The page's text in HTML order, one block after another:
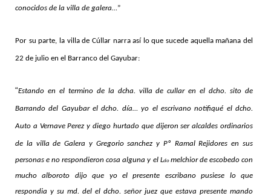
conocidos de la villa de galera…”
Por su parte, la villa de Cúllar narra así lo que sucede aquella mañana del
22 de julio en el Barranco del Gayubar:
“Estando en el termino de la dcha. villa de cullar en el dcho. sito de
Barrando del Gayubar el dcho. día… yo el escrivano notifiqué el dcho.
Auto a Vernave Perez y diego hurtado que dijeron ser alcaldes ordinarios
de la villa de Galera y Gregorio sanchez y Pº Ramal Rejidores en sus
personas e no respondieron cosa alguna y el Ldo melchior de escobedo con
mucho alboroto dijo que yo el presente escribano pusiese lo que
respondia y su md. del el dcho. señor juez que estava presente mando